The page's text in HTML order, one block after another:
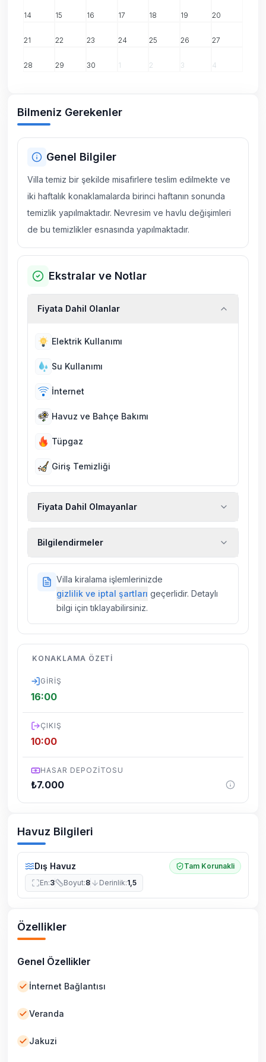
14 15 16 17 18 19 20
21 22 23 24 25 26 27
28 29 30 1 2 3 4
Bilmeniz Gerekenler
Genel Bilgiler
Villa temiz bir şekilde misafirlere teslim edilmekte ve
iki haftalık konaklamalarda birinci haftanın sonunda
temizlik yapılmaktadır. Nevresim ve havlu değişimleri
de bu temizlikler esnasında yapılmaktadır.
Ekstralar ve Notlar
Fiyata Dahil Olanlar
Elektrik Kullanımı
Su Kullanımı
İnternet
Havuz ve Bahçe Bakımı
Tüpgaz
Giriş Temizliği
Fiyata Dahil Olmayanlar
sigortaları fiyatlara dahil değildir.
Bilgilendirmeler
villalarımızda düzenli olarak ilaçlama
yapılmaktadır. Buna rağmen çevrede
kelebek, böcek, sinek vs. bulunma ihtimali
dönemsel olarak altyapı çalışmaları
yapılabilmektedir. Bu çalışma nedeniyle yol
Villa kiralama işlemlerinizde
gizlilik ve iptal şartları geçerlidir. Detaylı
bilgi için tıklayabilirsiniz.
KONAKLAMA ÖZETI
GIRIŞ
16:00
ÇIKIŞ
10:00
HASAR DEPOZITOSU
₺7.000
Havuz Bilgileri
Dış Havuz
Tam Korunakli
En:3 Boyut:8 Derinlik:1,5
Özellikler
Genel Özellikler
İnternet Bağlantısı
Veranda
Jakuzi